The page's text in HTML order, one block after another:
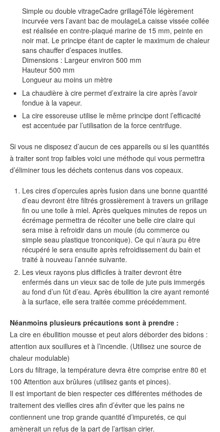
Simple ou double vitrageCadre grillagéTôle légèrement
incurvée vers l’avant bac de moulageLa caisse vissée collée
est réalisée en contre-plaqué marine de 15 mm, peinte en
noir mat. Le principe étant de capter le maximum de chaleur
sans chauffer d’espaces inutiles.
Dimensions : Largeur environ 500 mm
Hauteur 500 mm
Longueur au moins un mètre
La chaudière à cire permet d’extraire la cire après l’avoir
fondue à la vapeur.
La cire essoreuse utilise le même principe dont l’efficacité
est accentuée par l’utilisation de la force centrifuge.
Si vous ne disposez d’aucun de ces appareils ou si les quantités
à traiter sont trop faibles voici une méthode qui vous permettra
d’éliminer tous les déchets contenus dans vos copeaux.
Les cires d’opercules après fusion dans une bonne quantité
d’eau devront être filtrés grossièrement à travers un grillage
fin ou une toile à miel. Après quelques minutes de repos un
écrémage permettra de récolter une belle cire claire qui
sera mise à refroidir dans un moule (du commerce ou
simple seau plastique tronconique). Ce qui n’aura pu être
récupéré le sera ensuite après refroidissement du bain et
traité à nouveau l’année suivante.
Les vieux rayons plus difficiles à traiter devront être
enfermés dans un vieux sac de toile de jute puis immergés
au fond d’un fût d’eau. Après ébullition la cire ayant remonté
à la surface, elle sera traitée comme précédemment.
Néanmoins plusieurs précautions sont à prendre :
La cire en ébullition mousse et peut alors déborder des bidons :
attention aux souillures et à l’incendie. (Utilisez une source de
chaleur modulable)
Lors du filtrage, la température devra être comprise entre 80 et
100 Attention aux brûlures (utilisez gants et pinces).
Il est important de bien respecter ces différentes méthodes de
traitement des vieilles cires afin d’éviter que les pains ne
contiennent une trop grande quantité d’impuretés, ce qui
amènerait un refus de la part de l’artisan cirier.